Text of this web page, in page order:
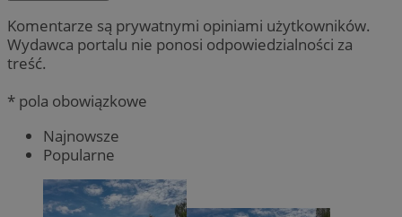
Komentarze są prywatnymi opiniami użytkowników.
Wydawca portalu nie ponosi odpowiedzialności za
treść.
* pola obowiązkowe
Najnowsze
Popularne